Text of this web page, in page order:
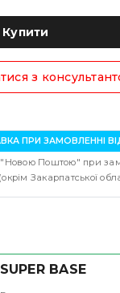
Купити
з
ПРИ ЗАМОВЛЕННІ
"Новою Поштою" при
Закарпатської
SUPER BASE